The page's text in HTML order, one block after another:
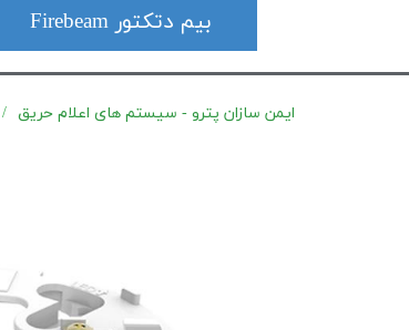
بیم دتکتور Firebeam
ایمن سازان پترو - سیستم های اعلام حریق